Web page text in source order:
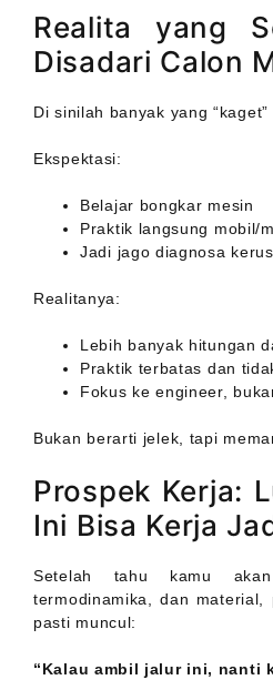
Realita yang
Disadari Calon
Di sinilah banyak yang
Ekspektasi:
Belajar bongkar mesin
Praktik langsung mobil/
Jadi jago diagnosa
Realitanya:
Lebih banyak hitungan
Praktik terbatas dan
Fokus ke engineer,
Bukan berarti jelek, tapi
Prospek Kerja:
Ini Bisa Kerja
Setelah tahu kamu
termodinamika, dan material,
pasti muncul:
“Kalau ambil jalur ini, nanti